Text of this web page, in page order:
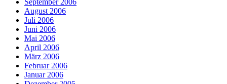
August 2006
Juli 2006
Juni 2006
Mai 2006
April 2006
März 2006
Februar 2006
Januar 2006